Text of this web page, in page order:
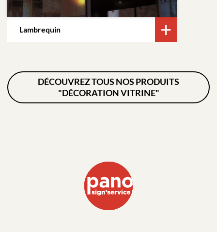
Lambrequin
DÉCOUVREZ TOUS NOS PRODUITS
"DÉCORATION VITRINE"